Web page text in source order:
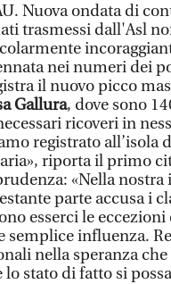
Nuova ondata di
trasmessi dall'Asl
nei numeri dei
il nuovo picco
Gallura, dove sono
ricoveri in
registrato all’isola
riporta il primo
«Nella
parte accusa i
esserci le
semplice influenza.
nella speranza
lo stato di fatto si